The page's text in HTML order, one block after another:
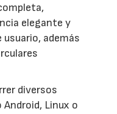
elegante y
usuario, además
diversos
Linux o